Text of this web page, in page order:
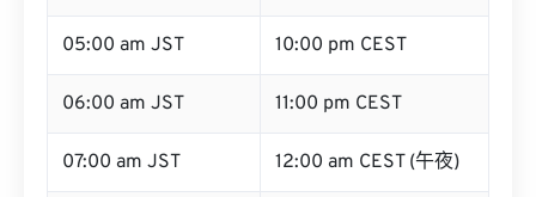
05:00 am JST 10:00 pm CEST
06:00 am JST 11:00 pm CEST
07:00 am JST 12:00 am CEST (午夜)